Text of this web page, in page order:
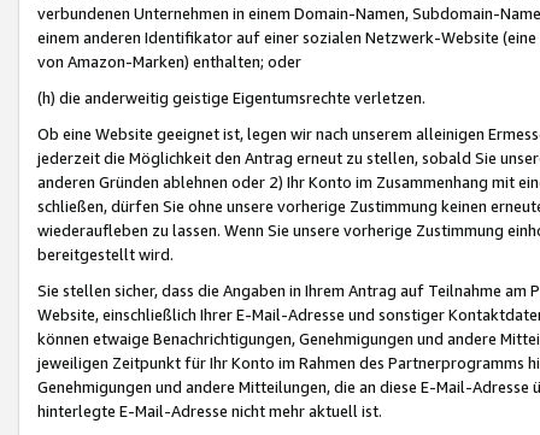
verbundenen Unternehmen in einem Domain-Namen, Subdomain-
einem anderen Identifikator auf einer sozialen Netzwerk-Website
von Amazon-Marken) enthalten; oder
(h) die anderweitig geistige Eigentumsrechte verletzen.
Ob eine Website geeignet ist, legen wir nach unserem alleinigen
jederzeit die Möglichkeit den Antrag erneut zu stellen, sobald Sie
anderen Gründen ablehnen oder 2) Ihr Konto im Zusammenhang mit
schließen, dürfen Sie ohne unsere vorherige Zustimmung keinen
wiederaufleben zu lassen. Wenn Sie unsere vorherige Zustimmung
bereitgestellt wird.
Sie stellen sicher, dass die Angaben in Ihrem Antrag auf Teilnahme
Website, einschließlich Ihrer E-Mail-Adresse und sonstiger
können etwaige Benachrichtigungen, Genehmigungen und andere
jeweiligen Zeitpunkt für Ihr Konto im Rahmen des Partnerprogramms
Genehmigungen und andere Mitteilungen, die an diese E-Mail-
hinterlegte E-Mail-Adresse nicht mehr aktuell ist.